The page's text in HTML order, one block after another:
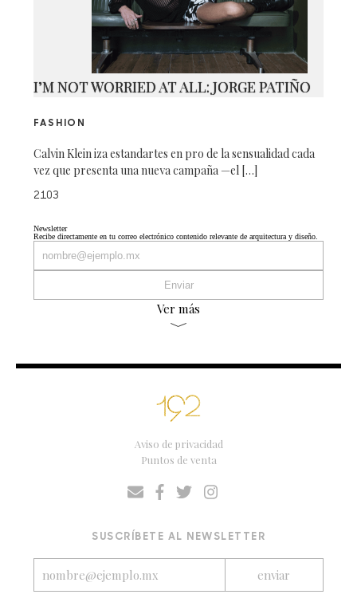
I’M NOT WORRIED AT ALL: JORGE PATIÑO
FASHION
Calvin Klein iza estandartes en pro de la sensualidad cada
vez que presenta una nueva campaña —el […]
2103
Newsletter
Recibe directamente en tu correo electrónico contenido relevante de arquitectura y diseño.
Ver más
Aviso de privacidad
Puntos de venta
SUSCRÍBETE AL NEWSLETTER